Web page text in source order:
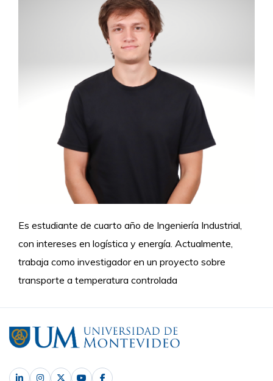
Es estudiante de cuarto año de Ingeniería Industrial,
con intereses en logística y energía. Actualmente,
trabaja como investigador en un proyecto sobre
transporte a temperatura controlada